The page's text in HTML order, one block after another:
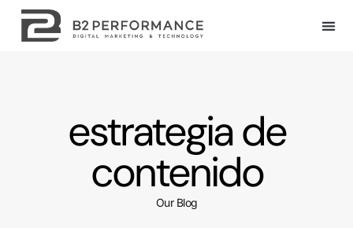
estrategia de
contenido
Our Blog